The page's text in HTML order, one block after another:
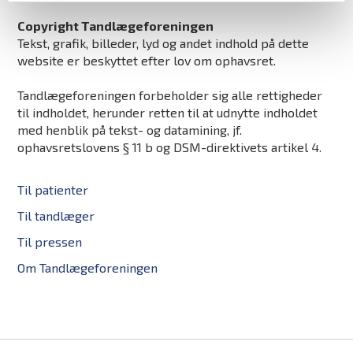
Copyright Tandlægeforeningen
Tekst, grafik, billeder, lyd og andet indhold på dette
website er beskyttet efter lov om ophavsret.
Tandlægeforeningen forbeholder sig alle rettigheder
til indholdet, herunder retten til at udnytte indholdet
med henblik på tekst- og datamining, jf.
ophavsretslovens § 11 b og DSM-direktivets artikel 4.
Til patienter
Til tandlæger
Til pressen
Om Tandlægeforeningen